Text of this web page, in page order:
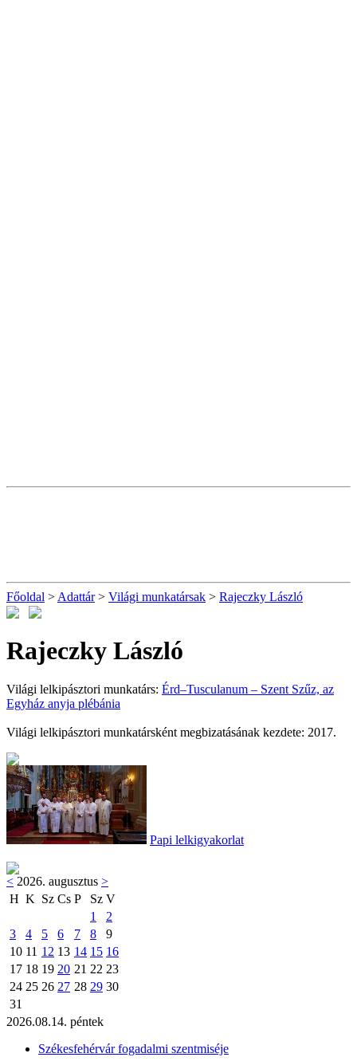
Főoldal > Adattár> Világi munkatársak > Rajeczky László
Rajeczky László
Világi lelkipásztori munkatárs: Érd–Tusculanum – Szent Szűz, az
Egyház anyja plébánia
Világi lelkipásztori munkatársként megbizatásának kezdete: 2017.
Papi lelkigyakorlat
< 2026. augusztus >
H K Sz Cs P Sz V
1
2
3
4 5 6 7 8
9
10 11 12 13 14 15 16
17 18 19 20 21 22 23
24 25 26 27 28 29 30
31
2026.08.14. péntek
Székesfehérvár fogadalmi szentmiséje